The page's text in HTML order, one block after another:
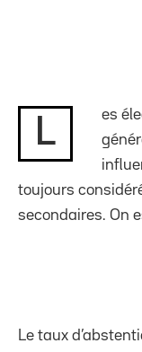
L
es
toujours
secondaires. On
Le taux